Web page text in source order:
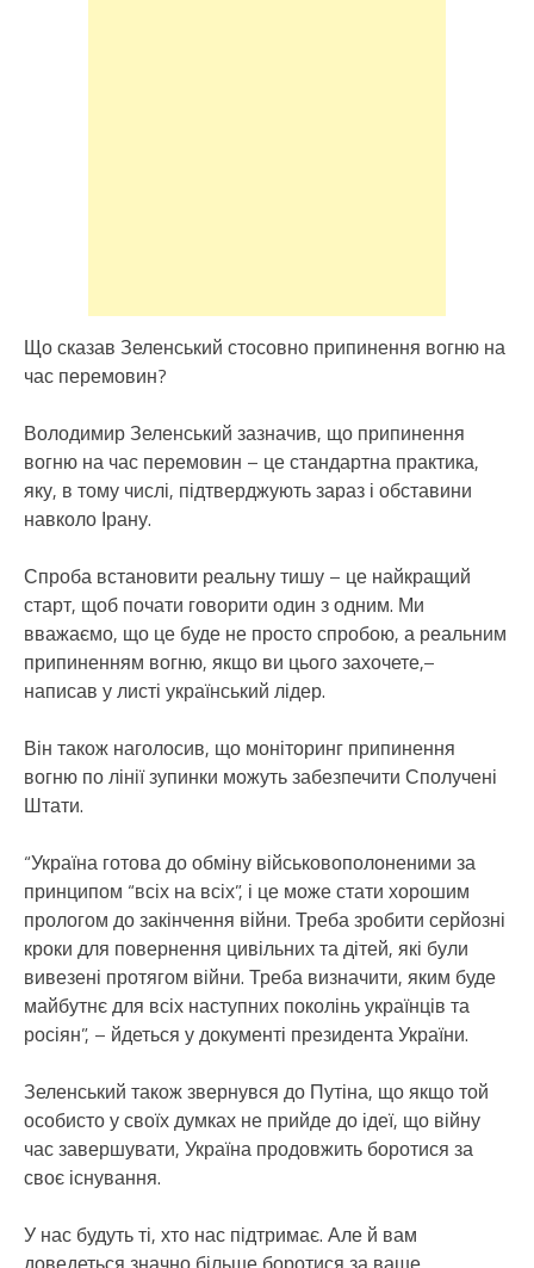
Що сказав Зеленський стосовно припинення вогню на
час перемовин?
Володимир Зеленський зазначив, що припинення
вогню на час перемовин – це стандартна практика,
яку, в тому числі, підтверджують зараз і обставини
навколо Ірану.
Спроба встановити реальну тишу – це найкращий
старт, щоб почати говорити один з одним. Ми
вважаємо, що це буде не просто спробою, а реальним
припиненням вогню, якщо ви цього захочете,–
написав у листі український лідер.
Він також наголосив, що моніторинг припинення
вогню по лінії зупинки можуть забезпечити Сполучені
Штати.
“Україна готова до обміну військовополоненими за
принципом “всіх на всіх”, і це може стати хорошим
прологом до закінчення війни. Треба зробити серйозні
кроки для повернення цивільних та дітей, які були
вивезені протягом війни. Треба визначити, яким буде
майбутнє для всіх наступних поколінь українців та
росіян”, – йдеться у документі президента України.
Зеленський також звернувся до Путіна, що якщо той
особисто у своїх думках не прийде до ідеї, що війну
час завершувати, Україна продовжить боротися за
своє існування.
У нас будуть ті, хто нас підтримає. Але й вам